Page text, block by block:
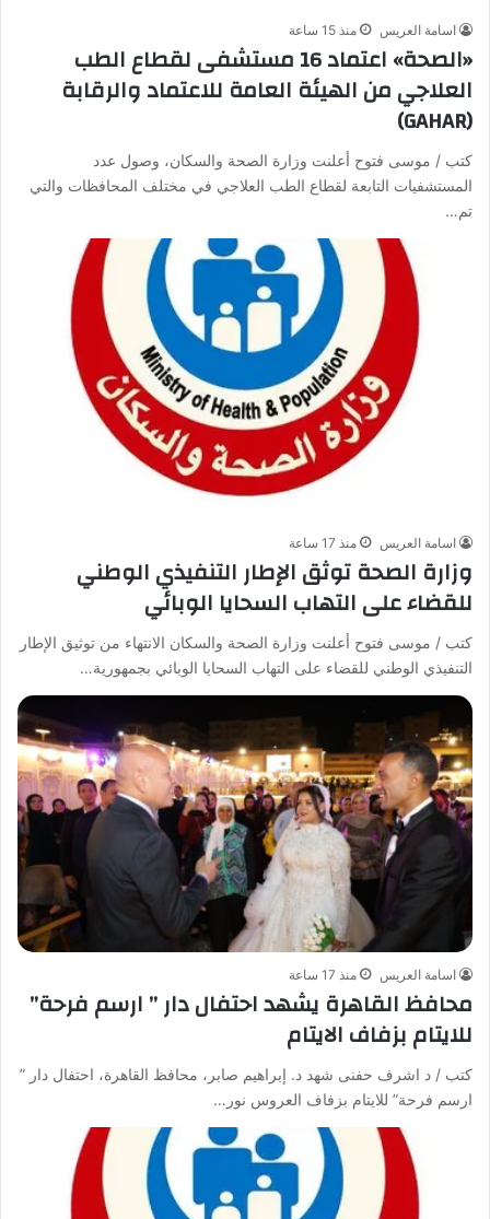
اسامة العريس منذ 15 ساعة
«الصحة» اعتماد 16 مستشفى لقطاع الطب
العلاجي من الهيئة العامة للاعتماد والرقابة
(GAHAR)
كتب / موسى فتوح أعلنت وزارة الصحة والسكان، وصول عدد
المستشفيات التابعة لقطاع الطب العلاجي في مختلف المحافظات والتي
تم…
اسامة العريس منذ 17 ساعة
وزارة الصحة توثق الإطار التنفيذي الوطني
للقضاء على التهاب السحايا الوبائي
كتب / موسى فتوح أعلنت وزارة الصحة والسكان الانتهاء من توثيق الإطار
التنفيذي الوطني للقضاء على التهاب السحايا الوبائي بجمهورية…
اسامة العريس منذ 17 ساعة
محافظ القاهرة يشهد احتفال دار ” ارسم فرحة”
للايتام بزفاف الايتام
كتب / د اشرف حفنى شهد د. إبراهيم صابر، محافظ القاهرة، احتفال دار ”
ارسم فرحة” للايتام بزفاف العروس نور…